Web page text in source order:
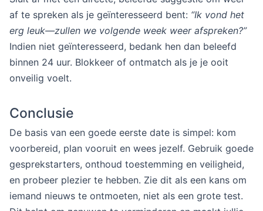
af te spreken als je geïnteresseerd bent: “Ik vond het
erg leuk—zullen we volgende week weer afspreken?”
Indien niet geïnteresseerd, bedank hen dan beleefd
binnen 24 uur. Blokkeer of ontmatch als je je ooit
onveilig voelt.
Conclusie
De basis van een goede eerste date is simpel: kom
voorbereid, plan vooruit en wees jezelf. Gebruik goede
gesprekstarters, onthoud toestemming en veiligheid,
en probeer plezier te hebben. Zie dit als een kans om
iemand nieuws te ontmoeten, niet als een grote test.